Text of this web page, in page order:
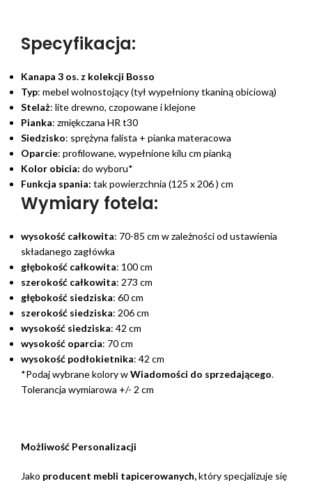
Specyfikacja:
Kanapa 3 os. z kolekcji Bosso
Typ: mebel wolnostojący (tył wypełniony tkaniną obiciową)
Stelaż: lite drewno, czopowane i klejone
Pianka: zmiękczana HR t30
Siedzisko: sprężyna falista + pianka materacowa
Oparcie: profilowane, wypełnione kilu cm pianką
Kolor obicia: do wyboru*
Funkcja spania: tak powierzchnia (125 x 206 ) cm
Wymiary fotela:
wysokość całkowita: 70-85 cm w zależności od ustawienia
składanego zagłówka
głębokość całkowita: 100 cm
szerokość całkowita: 273 cm
głębokość siedziska: 60 cm
szerokość siedziska: 206 cm
wysokość siedziska: 42 cm
wysokość oparcia: 70 cm
wysokość podłokietnika: 42 cm
*Podaj wybrane kolory wWiadomości do sprzedającego.
Tolerancja wymiarowa +/- 2 cm
Możliwość Personalizacji
Jako producent mebli tapicerowanych,który specjalizuje się